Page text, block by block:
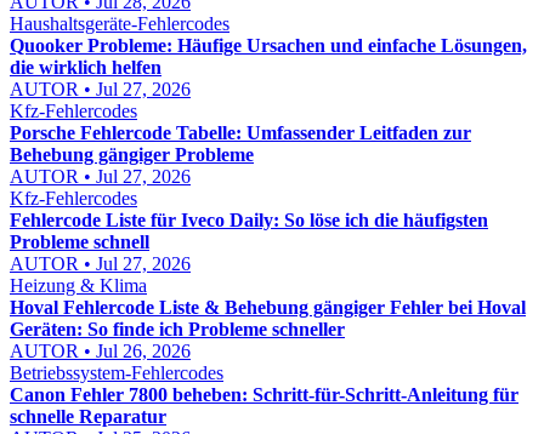
Haushaltsgeräte-Fehlercodes
Quooker Probleme: Häufige Ursachen und einfache Lösungen,
die wirklich helfen
AUTOR • Jul 27, 2026
Kfz-Fehlercodes
Porsche Fehlercode Tabelle: Umfassender Leitfaden zur
Behebung gängiger Probleme
AUTOR • Jul 27, 2026
Kfz-Fehlercodes
Fehlercode Liste für Iveco Daily: So löse ich die häufigsten
Probleme schnell
AUTOR • Jul 27, 2026
Heizung & Klima
Hoval Fehlercode Liste & Behebung gängiger Fehler bei Hoval
Geräten: So finde ich Probleme schneller
AUTOR • Jul 26, 2026
Betriebssystem-Fehlercodes
Canon Fehler 7800 beheben: Schritt-für-Schritt-Anleitung für
schnelle Reparatur